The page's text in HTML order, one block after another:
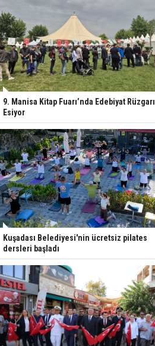
9. Manisa Kitap Fuarı’nda Edebiyat Rüzgarı
Esiyor
Kuşadası Belediyesi'nin ücretsiz pilates
dersleri başladı